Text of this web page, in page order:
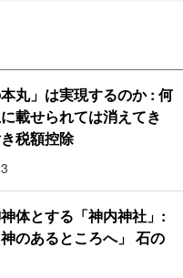
本丸」は実現するのか : 何
載せられては消えてき
税額控除
体とする「神内神社」:
のあるところへ」 石の